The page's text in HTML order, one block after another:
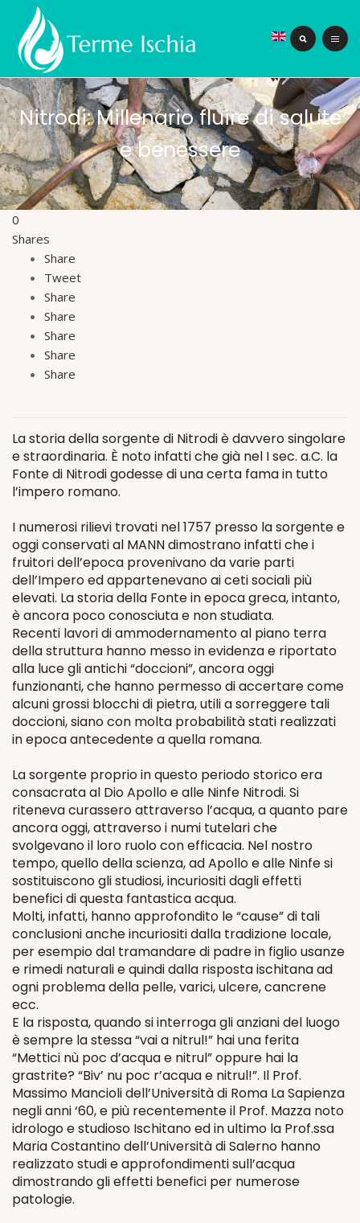
Nitrodi: Millenario fluire di salute
e benessere
0
Shares
Share
Tweet
Share
Share
Share
Share
Share
La storia della sorgente di Nitrodi è davvero singolare
e straordinaria. È noto infatti che già nel I sec. a.C. la
Fonte di Nitrodi godesse di una certa fama in tutto
l’impero romano.
I numerosi rilievi trovati nel 1757 presso la sorgente e
oggi conservati al MANN dimostrano infatti che i
fruitori dell’epoca provenivano da varie parti
dell’Impero ed appartenevano ai ceti sociali più
elevati. La storia della Fonte in epoca greca, intanto,
è ancora poco conosciuta e non studiata.
Recenti lavori di ammodernamento al piano terra
della struttura hanno messo in evidenza e riportato
alla luce gli antichi “doccioni”, ancora oggi
funzionanti, che hanno permesso di accertare come
alcuni grossi blocchi di pietra, utili a sorreggere tali
doccioni, siano con molta probabilità stati realizzati
in epoca antecedente a quella romana.
La sorgente proprio in questo periodo storico era
consacrata al Dio Apollo e alle Ninfe Nitrodi. Si
riteneva curassero attraverso l’acqua, a quanto pare
ancora oggi, attraverso i numi tutelari che
svolgevano il loro ruolo con efficacia. Nel nostro
tempo, quello della scienza, ad Apollo e alle Ninfe si
sostituiscono gli studiosi, incuriositi dagli effetti
benefici di questa fantastica acqua.
Molti, infatti, hanno approfondito le “cause” di tali
conclusioni anche incuriositi dalla tradizione locale,
per esempio dal tramandare di padre in figlio usanze
e rimedi naturali e quindi dalla risposta ischitana ad
ogni problema della pelle, varici, ulcere, cancrene
ecc.
E la risposta, quando si interroga gli anziani del luogo
è sempre la stessa “vai a nitrul!” hai una ferita
“Mettici nù poc d’acqua e nitrul” oppure hai la
grastrite? “Biv’ nu poc r’acqua e nitrul!”. Il Prof.
Massimo Mancioli dell’Università di Roma La Sapienza
negli anni ‘60, e più recentemente il Prof. Mazza noto
idrologo e studioso Ischitano ed in ultimo la Prof.ssa
Maria Costantino dell’Università di Salerno hanno
realizzato studi e approfondimenti sull’acqua
dimostrando gli effetti benefici per numerose
patologie.